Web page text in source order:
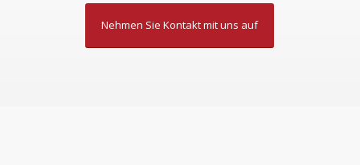
Nehmen Sie Kontakt mit uns auf